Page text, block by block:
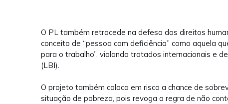
O PL também retrocede na defesa dos direitos
conceito de “pessoa com deficiência” como aquela
para o trabalho”, violando tratados internacionais e
(LBI).
O projeto também coloca em risco a chance de
situação de pobreza, pois revoga a regra de não